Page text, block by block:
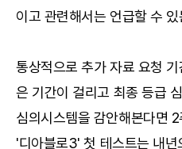
이고 관련해서는 언급할 수
통상적으로 추가 자료 요청
은 기간이 걸리고 최종 등급
심의시스템을 감안해본다면
'디아블로3' 첫 테스트는 내